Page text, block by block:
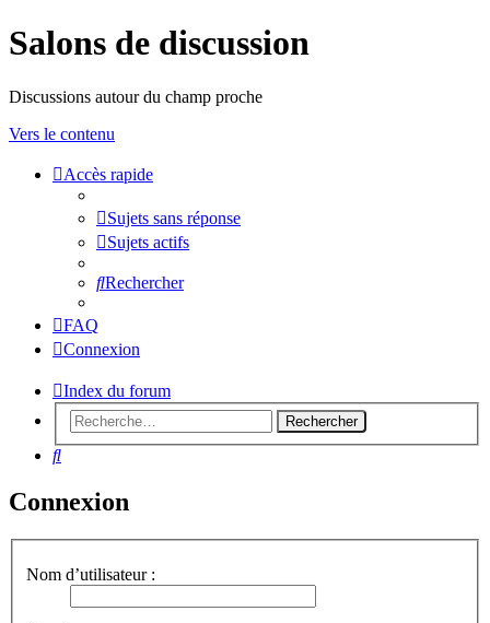
Salons de discussion
Discussions autour du champ proche
Vers le contenu
Accès rapide
Sujets sans réponse
Sujets actifs
Rechercher
FAQ
Connexion
Index du forum
Rechercher
Rechercher
Connexion
Nom d’utilisateur :